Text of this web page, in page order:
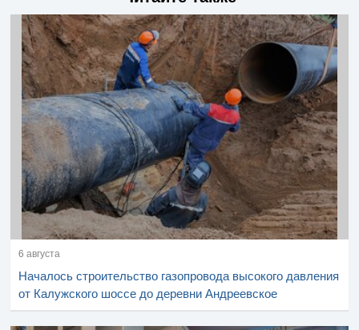
6 августа
Началось строительство газопровода высокого давления
от Калужского шоссе до деревни Андреевское